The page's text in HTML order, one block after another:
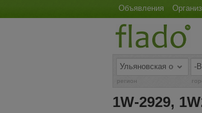
Объявления
регион
1W-2929,